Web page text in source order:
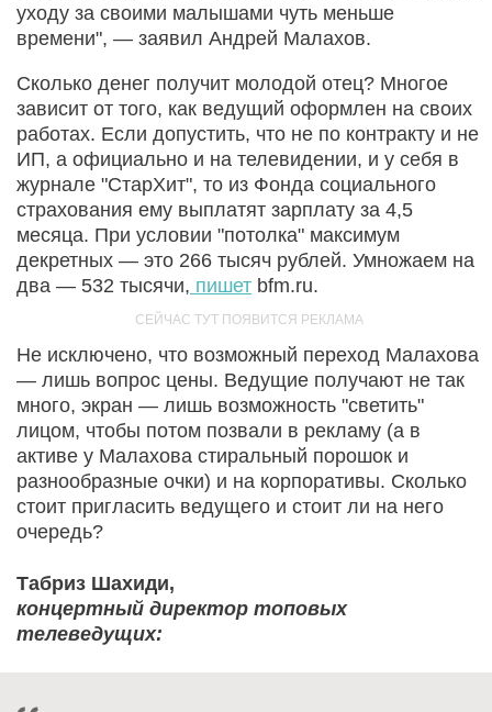
уходу за своими малышами чуть меньше
времени", — заявил Андрей Малахов.
Сколько денег получит молодой отец? Многое
зависит от того, как ведущий оформлен на своих
работах. Если допустить, что не по контракту и не
ИП, а официально и на телевидении, и у себя в
журнале "СтарХит", то из Фонда социального
страхования ему выплатят зарплату за 4,5
месяца. При условии "потолка" максимум
декретных — это 266 тысяч рублей. Умножаем на
два — 532 тысячи, пишет bfm.ru.
Не исключено, что возможный переход Малахова
— лишь вопрос цены. Ведущие получают не так
много, экран — лишь возможность "светить"
лицом, чтобы потом позвали в рекламу (а в
активе у Малахова стиральный порошок и
разнообразные очки) и на корпоративы. Сколько
стоит пригласить ведущего и стоит ли на него
очередь?
Табриз Шахиди,
концертный директор топовых
телеведущих: